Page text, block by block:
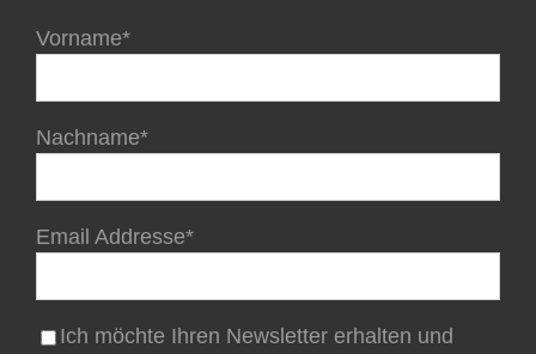
Vorname*
Nachname*
Email Addresse*
Ich möchte Ihren Newsletter erhalten und